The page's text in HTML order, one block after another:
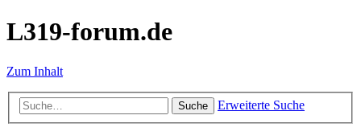
L319-forum.de
Zum Inhalt
Suche Erweiterte Suche